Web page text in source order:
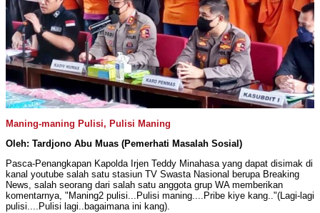
Maning-maning Pulisi, Pulisi Maning
Oleh: Tardjono Abu Muas (Pemerhati Masalah Sosial)
Pasca-Penangkapan Kapolda Irjen Teddy Minahasa yang dapat disimak di
kanal youtube salah satu stasiun TV Swasta Nasional berupa Breaking
News, salah seorang dari salah satu anggota grup WA memberikan
komentarnya, "Maning2 pulisi...Pulisi maning....Pribe kiye kang.."(Lagi-lagi
pulisi....Pulisi lagi..bagaimana ini kang).